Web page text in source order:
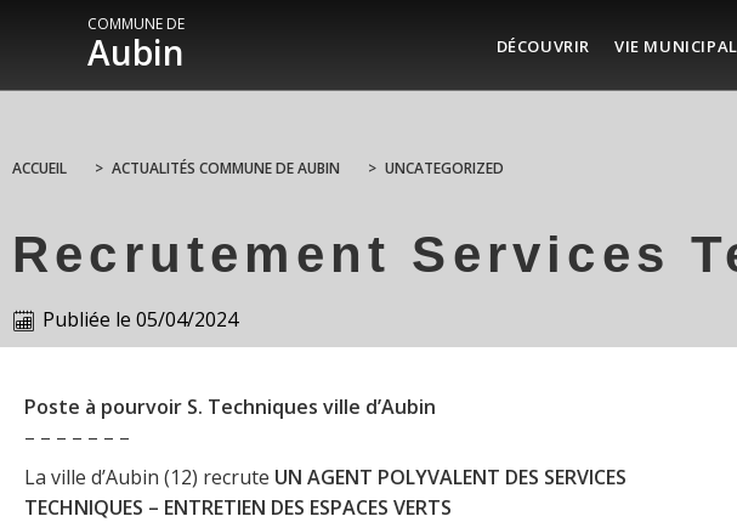
COMMUNE DE
Aubin DÉCOUVRIR VIE
ACCUEIL > ACTUALITÉS COMMUNE DE AUBIN > UNCATEGORIZED
Recrutement Services
Publiée le 05/04/2024
Poste à pourvoir S. Techniques ville d’Aubin
– – – – – – –
La ville d’Aubin (12) recrute UN AGENT POLYVALENT DES SERVICES
TECHNIQUES – ENTRETIEN DES ESPACES VERTS